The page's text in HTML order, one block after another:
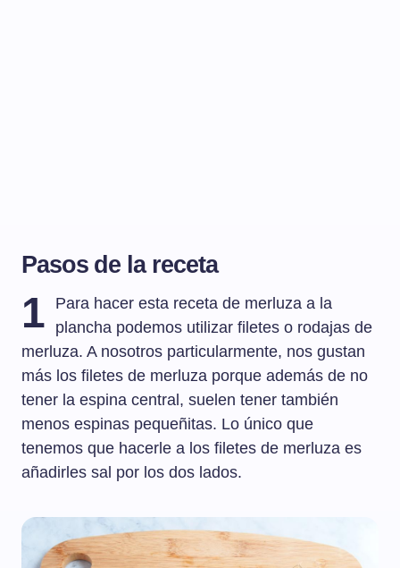
Pasos de la receta
1
Para hacer esta receta de merluza a la
plancha podemos utilizar filetes o rodajas de
merluza. A nosotros particularmente, nos gustan
más los filetes de merluza porque además de no
tener la espina central, suelen tener también
menos espinas pequeñitas. Lo único que
tenemos que hacerle a los filetes de merluza es
añadirles sal por los dos lados.